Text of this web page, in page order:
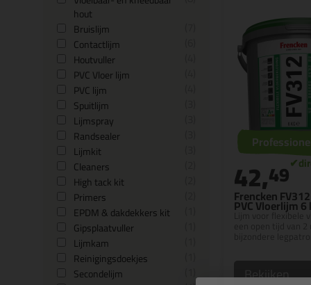
hout
Bruislijm
Contactlijm
Houtvuller
PVC Vloer lijm
PVC lijm
Spuitlijm
Lijmspray
Randsealer
Lijmkit
Cleaners
High tack kit
Primers
EPDM & dakdekkers kit
Gipsplaatvuller
Lijmkam
Reinigingsdoekjes
Secondelijm
Frencken
PVC Vloerlijm 6
Lijm voor flexibele
42,49
Bekijken